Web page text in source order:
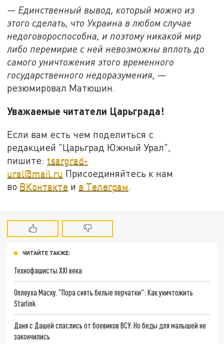
— Единственный вывод, который можно из
этого сделать, что Украина в любом случае
недоговороспособна, и поэтому никакой мир
либо перемирие с ней невозможны вплоть до
самого уничтожения этого временного
государственного недоразумения, —
резюмировал Матюшин.
Уважаемые читатели Царьграда!
Если вам есть чем поделиться с
редакцией "Царьград Южный Урал",
пишите: tsargrad-
ural@mail.ru Присоединяйтесь к нам
во ВКонтакте и в Телеграм
ЧИТАЙТЕ ТАКЖЕ:
Технофашисты XXI века
Оплеуха Маску. "Пора снять белые перчатки": Как уничтожить
Starlink
Даня с Дашей спаслись от боевиков ВСУ. Но беды для малышей не
закончились